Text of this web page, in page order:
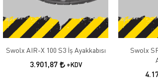
Swolx AIR-X 100 S3 İş Ayakkabısı
3.901,87 +KDV
Swolx